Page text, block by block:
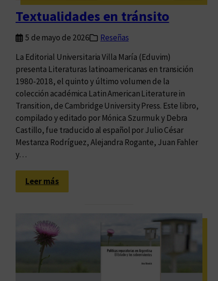
m
e
a
f
e
m
i
n
i
s
t
Textualidades en tránsito
5 de mayo de 2026
Reseñas
La Editorial Universitaria Villa María (Eduvim)
presenta Literaturas latinoamericanas en transición
1980-2018, el quinto y último volumen de la
colección académica Latin American Literature in
Transition, de Cambridge University Press. Este libro,
compilado y editado por Mónica Szurmuk y Debra
Castillo, fue traducido al español por Julio César
Mestanza Rodríguez, Alejandra Rogante, Juan Fahler
y…
Leer más:
T
t
u